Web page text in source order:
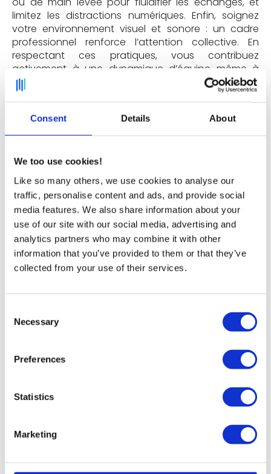
Consent Details About
We too use cookies!
Like so many others, we use cookies to analyse our
traffic, personalise content and ads, and provide social
media features. We also share information about your
use of our site with our social media, advertising and
analytics partners who may combine it with other
information that you’ve provided to them or that they’ve
collected from your use of their services.
Selection
Necessary
Preferences
Statistics
Marketing
limitez les distractions numériques. Enfin, soignez
votre environnement visuel et sonore : un cadre
professionnel renforce l’attention collective. En
respectant ces pratiques, vous contribuez
activement à une dynamique d’équipe même à
distance.
10. Donner du feedback pour améliorer les
futures réunions
recueillir du feedback sur le contenu, le déroulement
ou la forme de vos réunions. Était-ce utile ? Bien
organisé ? Trop long ? Cette démarche améliore la
qualité des réunions, renforce la participation et
construit un modèle d’échange adapté à votre
entreprise.
Règle bonus Deskare : Optimiser la
réserver une grande salle par réflexe. Une réunion
hybride implique souvent qu’une partie des
bloquer une salle de 8 ou 10 places si, in fine, seuls 2
ou 3 collaborateurs seront présents sur site. Cela
contribue à la sous-optimisation des espaces, un
problème récurrent dans de nombreuses